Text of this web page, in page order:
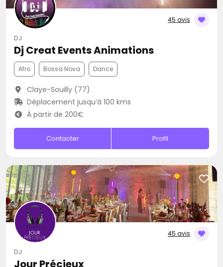
45 avis
DJ
Dj Creat Events Animations
Afro Bossa Nova Dance
Claye-Souilly (77)
Déplacement jusqu’à 100 kms
À partir de 200€
Contacter Profil
45 avis
DJ
Jour Précieux